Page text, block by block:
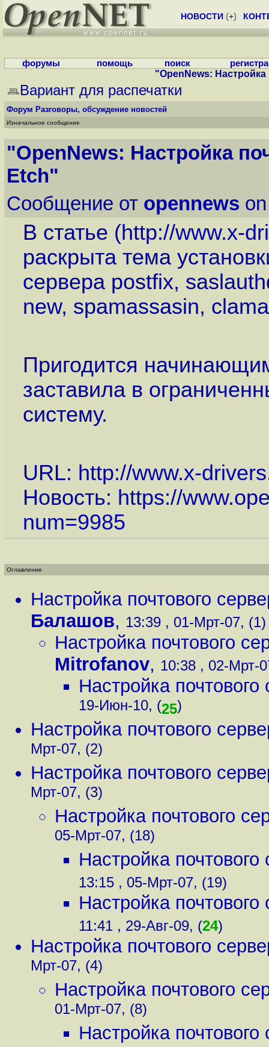
НОВОСТИ (+)
форумы помощь поиск
"OpenNews:
Вариант для распечатки
Форум Разговоры, обсуждение новостей
Изначальное сообщение
"OpenNews: Настройка
Etch"
Сообщение от opennews
В статье (http://www.x-
раскрыта тема
сервера postfix,
new, spamassasin,
Пригодится
заставила в
систему.
URL: http://www.x-
Новость: https://
num=9985
Оглавление
Настройка почтового
Балашов, 13:39 , 01-Мрт-07, (1)
Настройка почтового
Mitrofanov, 10:38 , 02-Мрт-
Настройка
19-Июн-10, (25)
Настройка почтового
Мрт-07, (2)
Настройка почтового
Мрт-07, (3)
Настройка почтового
05-Мрт-07, (18)
Настройка
13:15 , 05-Мрт-07, (19)
Настройка
11:41 , 29-Авг-09, (24)
Настройка почтового
Мрт-07, (4)
Настройка почтового
01-Мрт-07, (8)
Настройка